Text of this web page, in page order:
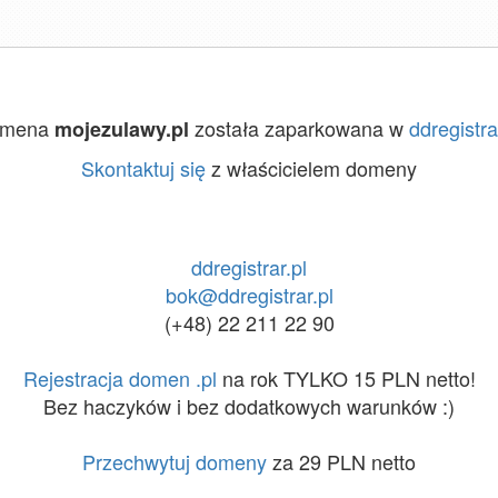
mojezulawy.pl została zaparkowana w
Skontaktuj sięz właścicielem domeny
ddregistrar.pl
bok@ddregistrar.pl
(+48) 22 211 22 90
Rejestracja domen .pl na rok TYLKO 15 PLN netto!
Bez haczyków i bez dodatkowych warunków :)
Przechwytuj domenyza 29 PLN netto